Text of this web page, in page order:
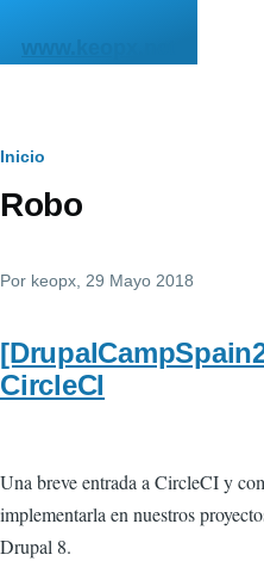
www.keopx.net
Ruta
de
Inicio
Robo
Por keopx , 29 Mayo 2018
CircleCI
Una breve entrada a CircleCI y
implementarla en nuestros
Drupal 8.